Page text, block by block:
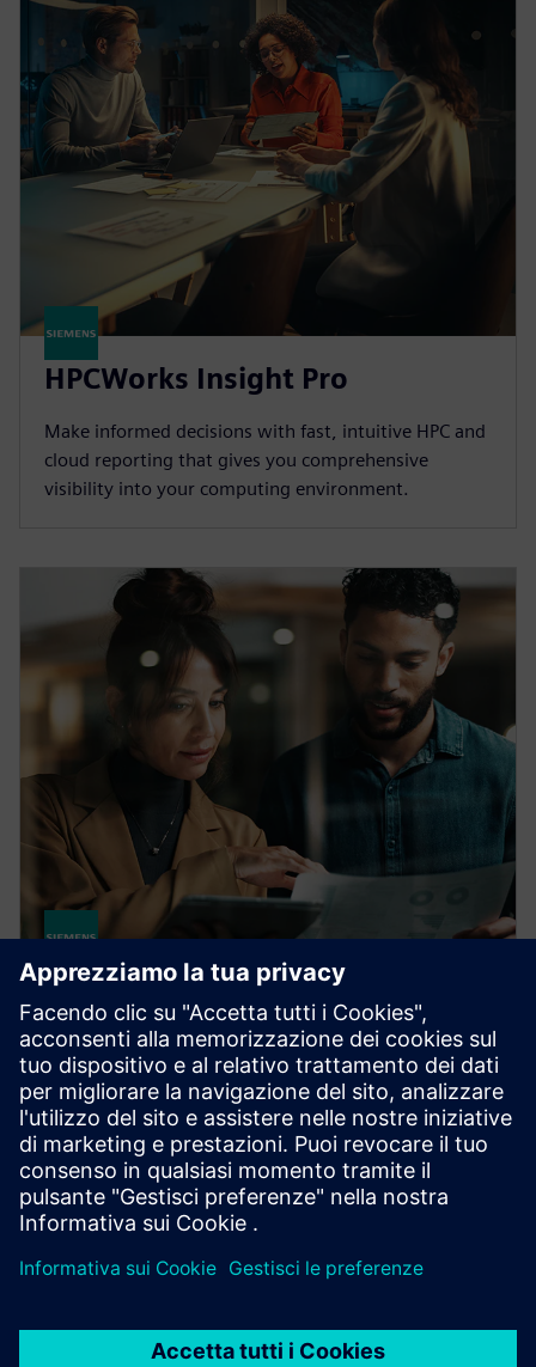
HPCWorks Insight Pro
Make informed decisions with fast, intuitive HPC and
cloud reporting that gives you comprehensive
visibility into your computing environment.
HPCWorks Insight Pro for
License Analytics
Optimize your budget and get the most from your
software assets with real-time insight, advanced
license optimization and lightning-fast performance.